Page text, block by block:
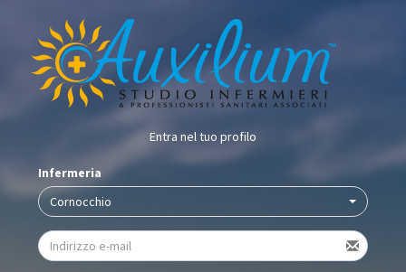
Entra nel tuo profilo
Infermeria
Cornocchio